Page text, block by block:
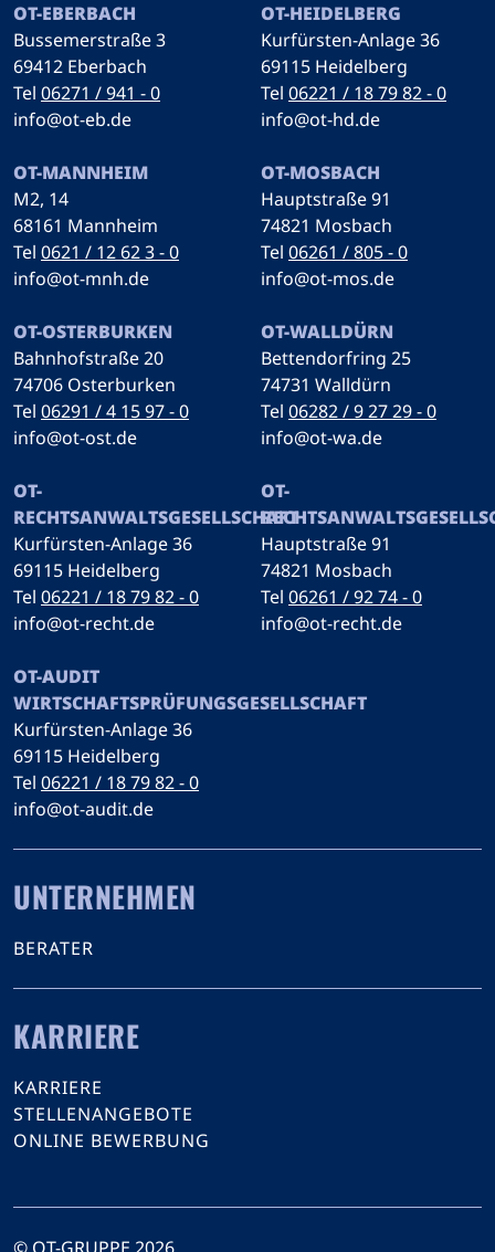
OT-EBERBACH
Bussemerstraße 3
69412 Eberbach
Tel 06271 / 941 - 0
info@ot-eb.de
OT-HEIDELBERG
Kurfürsten-Anlage 36
69115 Heidelberg
Tel 06221 / 18 79 82 - 0
info@ot-hd.de
OT-MANNHEIM
M2, 14
68161 Mannheim
Tel 0621 / 12 62 3 - 0
info@ot-mnh.de
OT-MOSBACH
Hauptstraße 91
74821 Mosbach
Tel 06261 / 805 - 0
info@ot-mos.de
OT-OSTERBURKEN
Bahnhofstraße 20
74706 Osterburken
Tel 06291 / 4 15 97 - 0
info@ot-ost.de
OT-WALLDÜRN
Bettendorfring 25
74731 Walldürn
Tel 06282 / 9 27 29 - 0
info@ot-wa.de
OT-
RECHTSANWALTSGESELLSCHAFT
Kurfürsten-Anlage 36
69115 Heidelberg
Tel 06221 / 18 79 82 - 0
info@ot-recht.de
OT-
Hauptstraße 91
74821 Mosbach
Tel 06261 / 92 74 - 0
info@ot-recht.de
OT-AUDIT
WIRTSCHAFTSPRÜFUNGSGESELLSCHAFT
Kurfürsten-Anlage 36
69115 Heidelberg
Tel 06221 / 18 79 82 - 0
info@ot-audit.de
UNTERNEHMEN
BERATER
KARRIERE
KARRIERE
STELLENANGEBOTE
ONLINE BEWERBUNG